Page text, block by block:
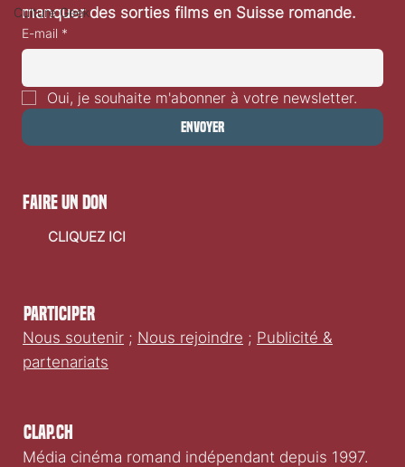
Culture Geek
manquer des sorties films en Suisse romande.
E-mail *
Oui, je souhaite m'abonner à votre newsletter.
Envoyer
Clap.ch
Média cinéma romand indépendant depuis 1997.
Participer
Nous soutenir ; Nous rejoindre ; Publicité &
partenariats
faire un don
CLIQUEZ ICI